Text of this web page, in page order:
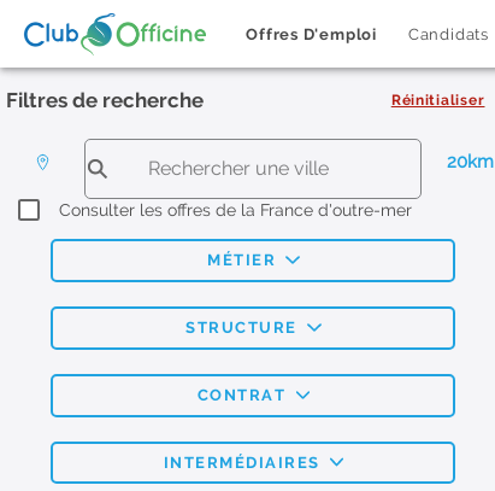
Offres D'emploi Candidats
Filtres de recherche Réinitialiser
20km
Consulter les offres de la France d'outre-mer
MÉTIER
STRUCTURE
CONTRAT
INTERMÉDIAIRES